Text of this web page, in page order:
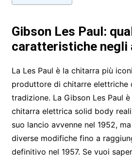
Gibson Les Paul:
caratteristiche negli
La Les Paul è la chitarra più
produttore di chitarre elettriche
tradizione. La Gibson Les Paul
chitarra elettrica solid body
suo lancio avvenne nel 1952,
diverse modifiche fino a
definitivo nel 1957. Se vuoi